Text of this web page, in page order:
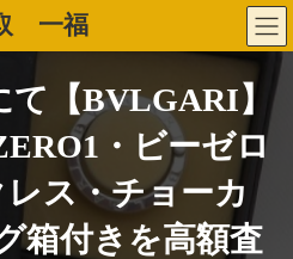
一福
て【BVLGARI】
・ビーゼロ
ス・チョーカ
箱付きを高額査